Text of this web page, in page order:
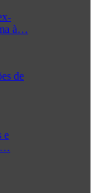
à…
de
e